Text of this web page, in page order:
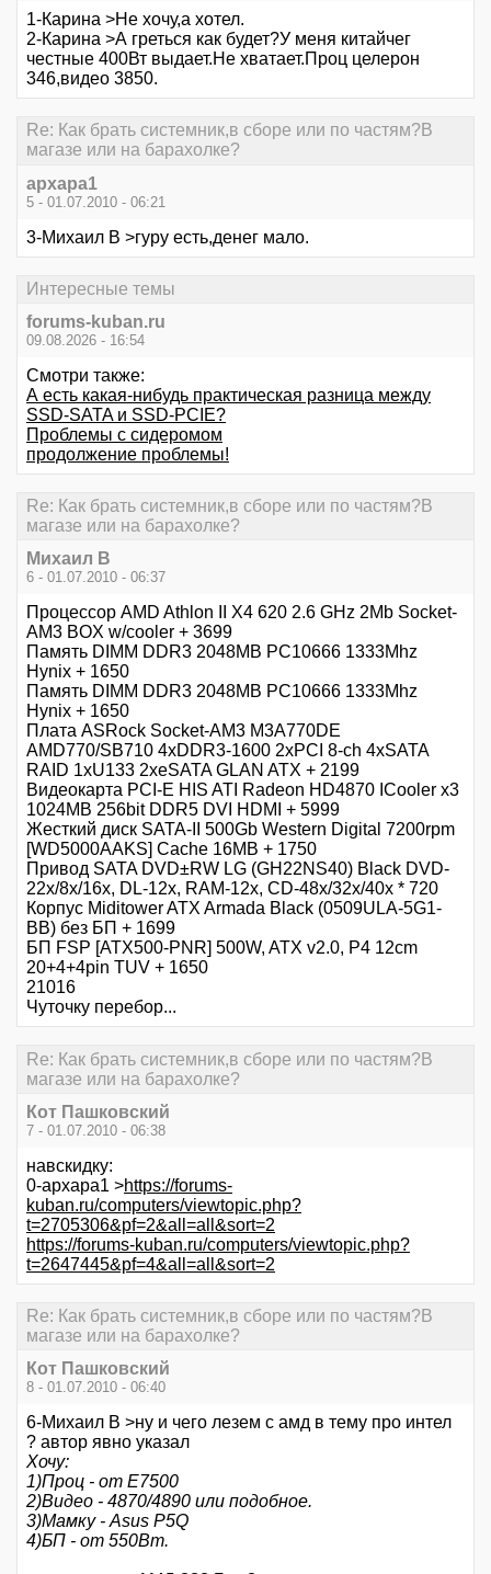
1-Карина >Не хочу,а хотел.
2-Карина >А греться как будет?У меня китайчег
честные 400Вт выдает.Не хватает.Проц целерон
346,видео 3850.
Re: Как брать системник,в сборе или по частям?В
магазе или на барахолке?
архара1
5 - 01.07.2010 - 06:21
3-Михаил В >гуру есть,денег мало.
Интересные темы
forums-kuban.ru
09.08.2026 - 16:54
Смотри также:
А есть какая-нибудь практическая разница между
SSD-SATA и SSD-PCIE?
Проблемы с сидеромом
продолжение проблемы!
Re: Как брать системник,в сборе или по частям?В
магазе или на барахолке?
Михаил В
6 - 01.07.2010 - 06:37
Процессор AMD Athlon II X4 620 2.6 GHz 2Mb Socket-
AM3 BOX w/cooler + 3699
Память DIMM DDR3 2048MB PC10666 1333Mhz
Hynix + 1650
Память DIMM DDR3 2048MB PC10666 1333Mhz
Hynix + 1650
Плата ASRock Socket-AM3 M3A770DE
AMD770/SB710 4xDDR3-1600 2xPCI 8-ch 4xSATA
RAID 1xU133 2xeSATA GLAN ATX + 2199
Видеокарта PCI-E HIS ATI Radeon HD4870 ICooler x3
1024MB 256bit DDR5 DVI HDMI + 5999
Жесткий диск SATA-II 500Gb Western Digital 7200rpm
[WD5000AAKS] Cache 16MB + 1750
Привод SATA DVD±RW LG (GH22NS40) Black DVD-
22x/8x/16x, DL-12x, RAM-12x, CD-48x/32x/40x * 720
Корпус Miditower ATX Armada Black (0509ULA-5G1-
BB) без БП + 1699
БП FSP [ATX500-PNR] 500W, ATX v2.0, P4 12cm
20+4+4pin TUV + 1650
21016
Чуточку перебор...
Re: Как брать системник,в сборе или по частям?В
магазе или на барахолке?
Кот Пашковский
7 - 01.07.2010 - 06:38
навскидку:
0-архара1 >https://forums-
kuban.ru/computers/viewtopic.php?
t=2705306&pf=2&all=all&sort=2
https://forums-kuban.ru/computers/viewtopic.php?
t=2647445&pf=4&all=all&sort=2
Re: Как брать системник,в сборе или по частям?В
магазе или на барахолке?
Кот Пашковский
8 - 01.07.2010 - 06:40
6-Михаил В >ну и чего лезем с амд в тему про интел
? автор явно указал
Хочу:
1)Проц - от Е7500
2)Видео - 4870/4890 или подобное.
3)Мамку - Asus P5Q
4)БП - от 550Вт.